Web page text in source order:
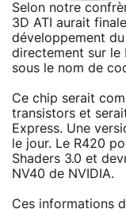
Selon notre
3D ATI aurait
développement
directement sur le
sous le nom de
Ce chip serait
transistors et
Express. Une
le jour. Le R420
Shaders 3.0 et
NV40 de NVIDIA.
Ces informations